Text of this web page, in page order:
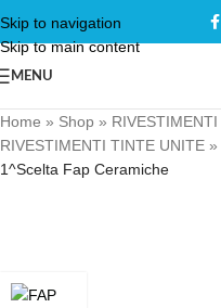
Skip to navigation
Skip to main content
MENU
Home » Shop » RIVESTIMENTI
RIVESTIMENTI TINTE UNITE »
1^Scelta Fap Ceramiche